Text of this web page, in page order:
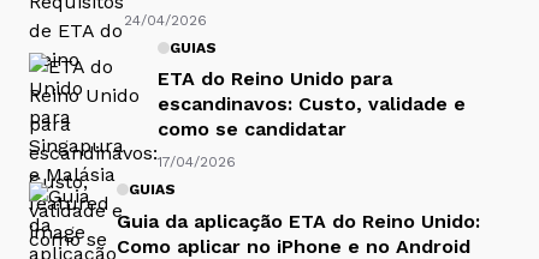
24/04/2026
GUIAS
ETA do Reino Unido para
escandinavos: Custo, validade e
como se candidatar
17/04/2026
GUIAS
Guia da aplicação ETA do Reino Unido:
Como aplicar no iPhone e no Android